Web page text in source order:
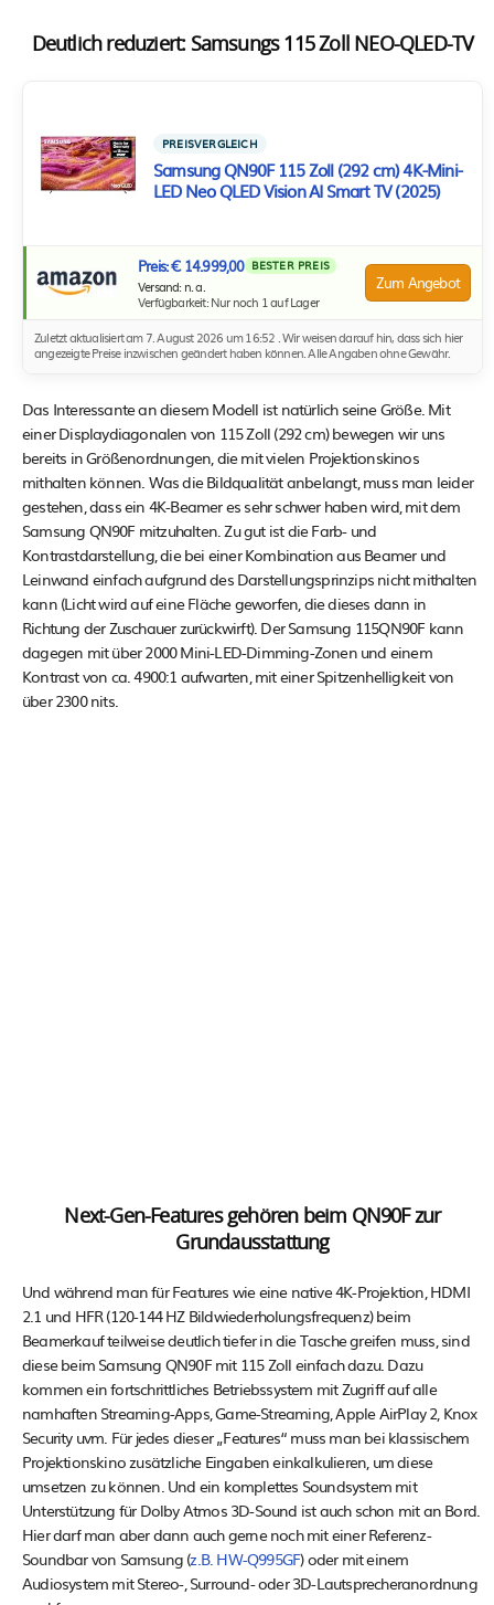
Deutlich reduziert: Samsungs 115 Zoll NEO-QLED-TV
PREISVERGLEICH
Samsung QN90F 115 Zoll (292 cm) 4K-Mini-
LED Neo QLED Vision AI Smart TV (2025)
Preis: € 14.999,00 BESTER PREIS
Versand: n. a.
Verfügbarkeit: Nur noch 1 auf Lager
Zum Angebot
Zuletzt aktualisiert am 7. August 2026 um 16:52 . Wir weisen darauf hin, dass sich hier
angezeigte Preise inzwischen geändert haben können. Alle Angaben ohne Gewähr.
Das Interessante an diesem Modell ist natürlich seine Größe. Mit
einer Displaydiagonalen von 115 Zoll (292 cm) bewegen wir uns
bereits in Größenordnungen, die mit vielen Projektionskinos
mithalten können. Was die Bildqualität anbelangt, muss man leider
gestehen, dass ein 4K-Beamer es sehr schwer haben wird, mit dem
Samsung QN90F mitzuhalten. Zu gut ist die Farb- und
Kontrastdarstellung, die bei einer Kombination aus Beamer und
Leinwand einfach aufgrund des Darstellungsprinzips nicht mithalten
kann (Licht wird auf eine Fläche geworfen, die dieses dann in
Richtung der Zuschauer zurückwirft). Der Samsung 115QN90F kann
dagegen mit über 2000 Mini-LED-Dimming-Zonen und einem
Kontrast von ca. 4900:1 aufwarten, mit einer Spitzenhelligkeit von
über 2300 nits.
Next-Gen-Features gehören beim QN90F zur
Grundausstattung
Und während man für Features wie eine native 4K-Projektion, HDMI
2.1 und HFR (120-144 HZ Bildwiederholungsfrequenz) beim
Beamerkauf teilweise deutlich tiefer in die Tasche greifen muss, sind
diese beim Samsung QN90F mit 115 Zoll einfach dazu. Dazu
kommen ein fortschrittliches Betriebssystem mit Zugriff auf alle
namhaften Streaming-Apps, Game-Streaming, Apple AirPlay 2, Knox
Security uvm. Für jedes dieser „Features“ muss man bei klassischem
Projektionskino zusätzliche Eingaben einkalkulieren, um diese
umsetzen zu können. Und ein komplettes Soundsystem mit
Unterstützung für Dolby Atmos 3D-Sound ist auch schon mit an Bord.
Hier darf man aber dann auch gerne noch mit einer Referenz-
Soundbar von Samsung (z.B. HW-Q995GF) oder mit einem
Audiosystem mit Stereo-, Surround- oder 3D-Lautsprecheranordnung